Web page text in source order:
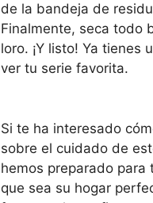
de la bandeja de
Finalmente, seca todo
loro. ¡Y listo! Ya
ver tu serie favorita.
Si te ha interesado
sobre el cuidado de
hemos preparado
que sea su hogar